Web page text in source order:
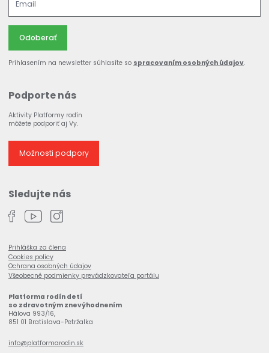
Odoberať
Príhlasením na newsletter súhlasíte so spracovaním osobných údajov.
Podporte nás
Aktivity Platformy rodín
môžete podporiť aj Vy.
Možnosti podpory
Sledujte nás
Prihláška za člena
Cookies policy
Ochrana osobných údajov
Všeobecné podmienky prevádzkovateľa portálu
Platforma rodín detí
so zdravotným znevýhodnením
Hálova 993/16,
851 01 Bratislava-Petržalka
info@platformarodin.sk